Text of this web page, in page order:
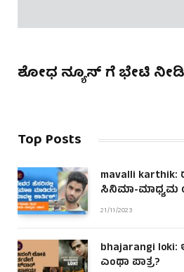
ಶೋಧ ನ್ಯೂಸ್ ಗೆ ಭೇಟಿ ನೀಡಿ
Top Posts
mavalli
ಸಿನಿಮಾ-ಮಾಧ್ಯಮ
21/11/2023
bhajarangi
ಎಂಥಾ ಪಾತ್ರ?